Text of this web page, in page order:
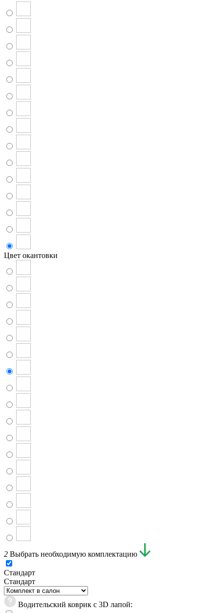
Цвет окантовки
2 Выбрать необходимую комплектацию
Стандарт
Стандарт
Водительский коврик с 3D лапой: